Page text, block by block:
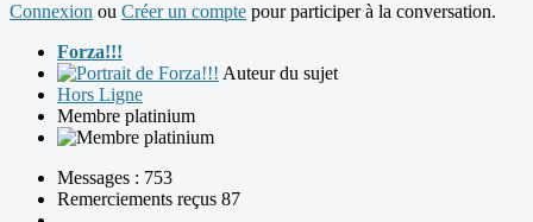
Connexion ou Créer un compte pour participer à la conversation.
Forza!!!
Auteur du sujet
Hors Ligne
Membre platinium
Messages : 753
Remerciements reçus 87